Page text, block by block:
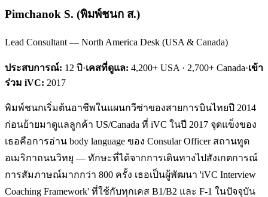
Pimchanok S. (พิมพ์ชนก ส.)
Lead Consultant — North America Desk (USA & Canada)
ประสบการณ์: 12 ปี·เคสที่ดูแล: 4,200+ USA · 2,700+ Canada·เข้า
ร่วม iVC: 2017
พิมพ์ชนกเริ่มต้นอาชีพในแผนกวีซ่าของสายการบินไทยปี 2014
ก่อนย้ายมาดูแลลูกค้า US/Canada ที่ iVC ในปี 2017 จุดแข็งของ
เธอคือการอ่าน body language ของ Consular Officer สถานทูต
อเมริกาถนนวิทยุ — ทักษะที่ได้จากการเดินทางไปสังเกตการณ์
การสัมภาษณ์มากกว่า 800 ครั้ง เธอเป็นผู้พัฒนา 'iVC Interview
Coaching Framework' ที่ใช้กับทุกเคส B1/B2 และ F-1 ในปัจจุบัน